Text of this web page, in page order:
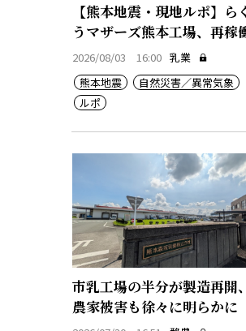
【熊本地震・現地ルポ】ら
うマザーズ熊本工場、再稼
ぐ
2026/08/03 16:00 乳業
熊本地震
自然災害／異常気象
ルポ
市乳工場の半分が製造再開
農家被害も徐々に明らかに